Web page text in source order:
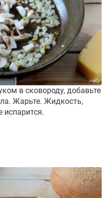
в сковороду, добавьте
Жарьте. Жидкость,
испарится.